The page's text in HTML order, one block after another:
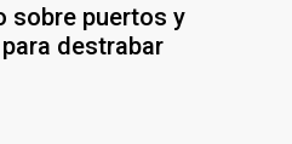
sobre puertos y
destrabar